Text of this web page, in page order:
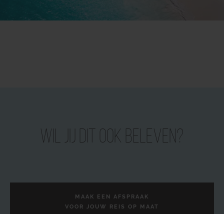
Wil jij dit ook beleven?
MAAK EEN AFSPRAAK
VOOR JOUW REIS OP MAAT